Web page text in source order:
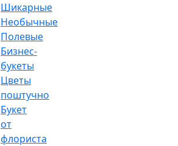
Шикарные
Необычные
Полевые
Бизнес-
букеты
Цветы
поштучно
Букет
от
флориста